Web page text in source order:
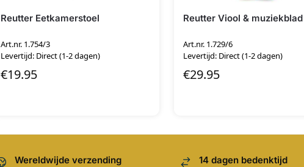
Reutter Eetkamerstoel
Art.nr. 1.754/3
Levertijd: Direct (1-2 dagen)
€19.95
Reutter Viool & muziekblad
Art.nr. 1.729/6
Levertijd: Direct (1-2 dagen)
€29.95
Wereldwijde verzending
14 dagen bedenktijd